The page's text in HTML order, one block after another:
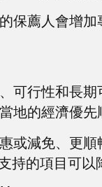
保薦人會增
可行性和長
地的經濟優
或減免、更
持的項目可以